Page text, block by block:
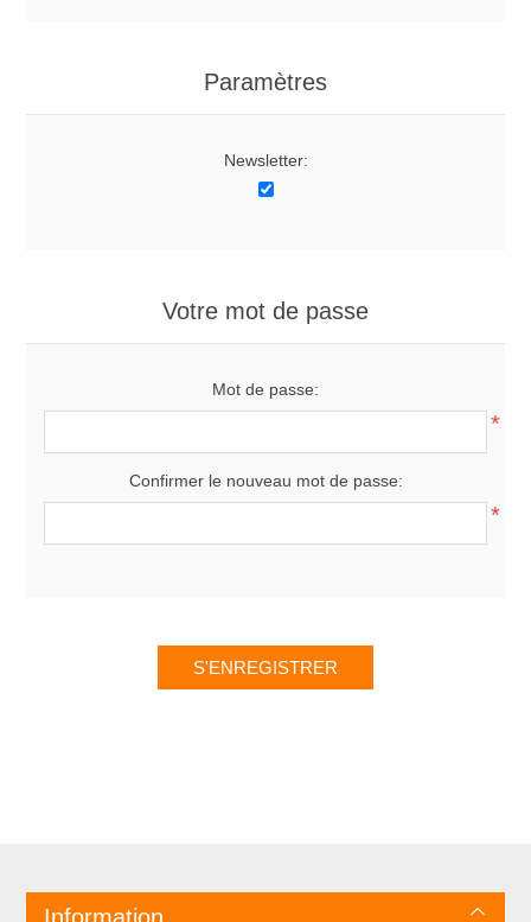
Paramètres
Newsletter:
Votre mot de passe
Mot de passe:
*
Confirmer le nouveau mot de passe:
*